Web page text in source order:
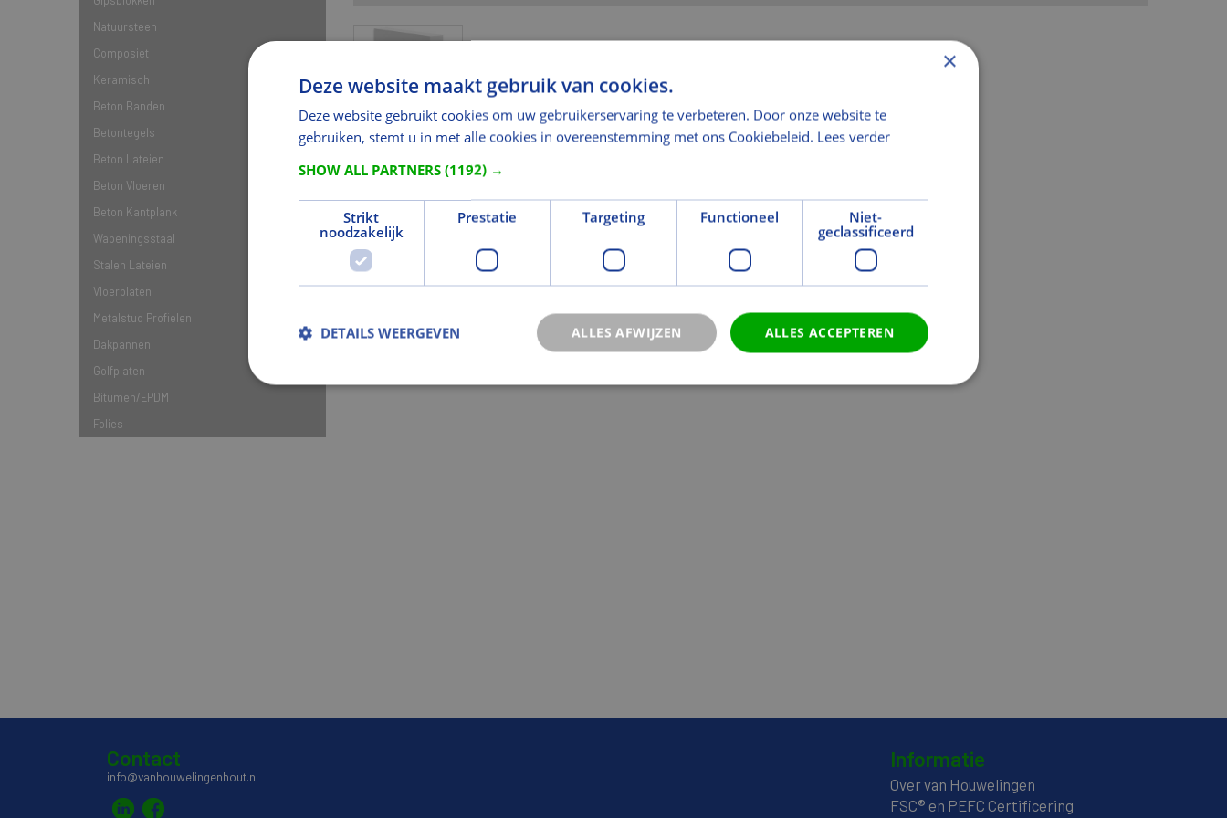
Blokken
Natuursteen
Composiet
Keramisch
Beton Banden
Betontegels
Beton Lateien
Beton Vloeren
Beton Kantplank
Wapeningsstaal
Stalen Lateien
Vloerplaten
Metalstud Profielen
Dakpannen
Golfplaten
Bitumen/EPDM
Folies
Contact
info@vanhouwelingenhout.nl
Informatie
Over van Houwelingen
FSC® en PEFC Certificering
×
Deze website maakt gebruik van cookies.
Deze website gebruikt cookies om uw gebruikerservaring te verbeteren. Door onze website te
gebruiken, stemt u in met alle cookies in overeenstemming met ons Cookiebeleid. Lees verder
SHOW ALL PARTNERS (1192) →
Strikt
noodzakelijk
Prestatie Targeting Functioneel
Niet-
geclassificeerd
ALLES ACCEPTEREN
ALLES AFWIJZEN
DETAILS WEERGEVEN